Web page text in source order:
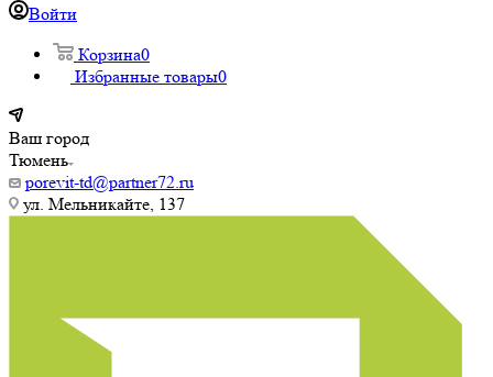
Войти
Корзина0
Избранные товары0
Ваш город
Тюмень
porevit-td@partner72.ru
ул. Мельникайте, 137